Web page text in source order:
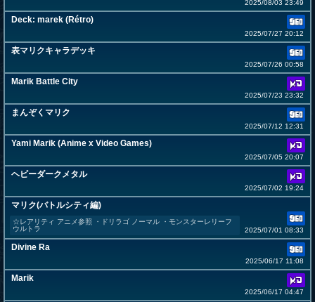
2025/08/03 23:49
Deck: marek (Rétro)
2025/07/27 20:12
表マリクキャラデッキ
2025/07/26 00:58
Marik Battle City
2025/07/23 23:32
まんぞくマリク
2025/07/12 12:31
Yami Marik (Anime x Video Games)
2025/07/05 20:07
ヘビーダークメタル
2025/07/02 19:24
マリク(バトルシティ編)
☆レアリティ アニメ参照 ・ドリラゴ ノーマル ・モンスターレリーフ
ウルトラ
2025/07/01 08:33
Divine Ra
2025/06/17 11:08
Marik
2025/06/17 04:47